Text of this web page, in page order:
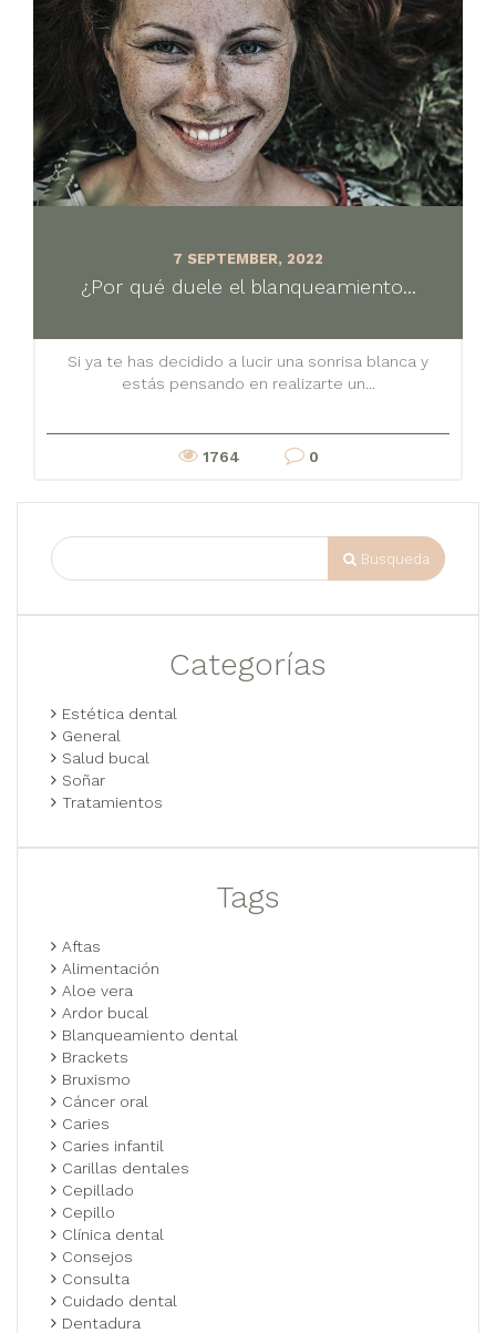
7 SEPTEMBER, 2022
¿Por qué duele el blanqueamiento...
Si ya te has decidido a lucir una sonrisa blanca y
estás pensando en realizarte un...
1764 0
Busqueda
Categorías
Estética dental
General
Salud bucal
Soñar
Tratamientos
Tags
Aftas
Alimentación
Aloe vera
Ardor bucal
Blanqueamiento dental
Brackets
Bruxismo
Cáncer oral
Caries
Caries infantil
Carillas dentales
Cepillado
Cepillo
Clínica dental
Consejos
Consulta
Cuidado dental
Dentadura